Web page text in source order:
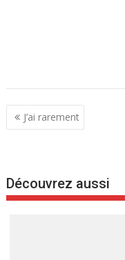
N
a
g
a
J’ai rarement
Découvrez aussi